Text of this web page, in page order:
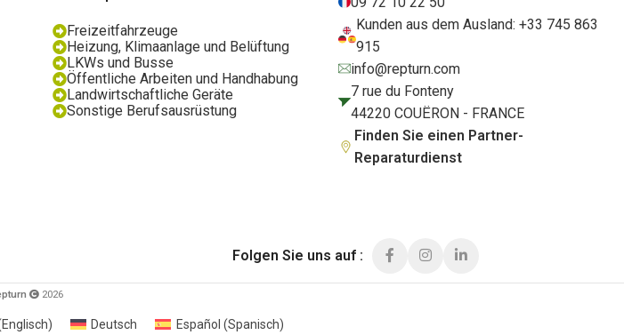
Freizeitfahrzeuge
Heizung, Klimaanlage und Belüftung
LKWs und Busse
Öffentliche Arbeiten und Handhabung
Landwirtschaftliche Geräte
Sonstige Berufsausrüstung
Kunden aus dem Ausland: +33 745 863
915
info@repturn.com
7 rue du Fonteny
44220 COUËRON - FRANCE
Finden Sie einen Partner-
Reparaturdienst
Folgen Sie uns auf :
2026
Englisch) Deutsch Español (Spanisch)